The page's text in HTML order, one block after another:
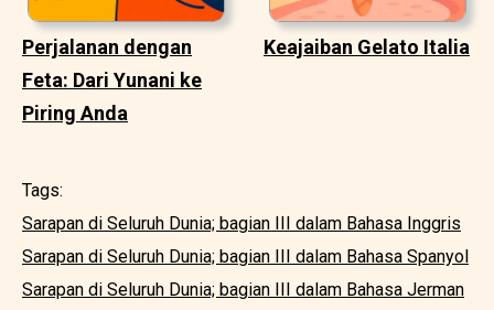
Perjalanan dengan
Feta: Dari Yunani ke
Piring Anda
Keajaiban Gelato Italia
Tags:
Sarapan di Seluruh Dunia; bagian III dalam Bahasa Inggris
Sarapan di Seluruh Dunia; bagian III dalam Bahasa Spanyol
Sarapan di Seluruh Dunia; bagian III dalam Bahasa Jerman